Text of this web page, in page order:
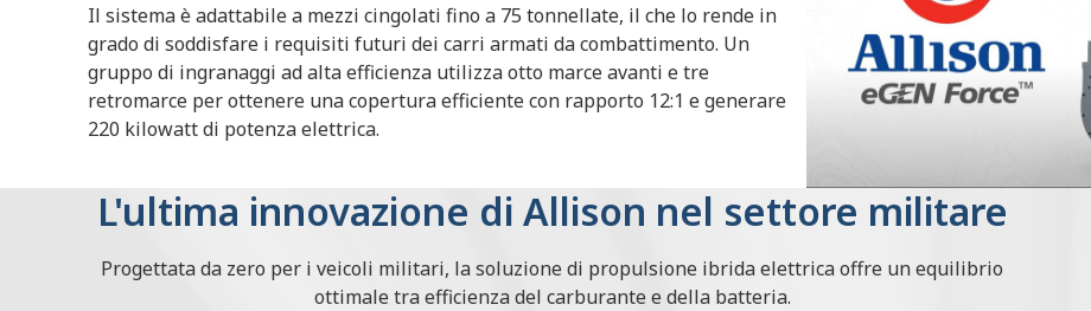
Il sistema è adattabile a mezzi cingolati fino a 75 tonnellate, il che lo rende in
grado di soddisfare i requisiti futuri dei carri armati da combattimento. Un
gruppo di ingranaggi ad alta efficienza utilizza otto marce avanti e tre
retromarce per ottenere una copertura efficiente con rapporto 12:1 e generare
220 kilowatt di potenza elettrica.
L'ultima innovazione di Allison nel settore militare
Progettata da zero per i veicoli militari, la soluzione di propulsione ibrida elettrica offre un equilibrio
ottimale tra efficienza del carburante e della batteria.